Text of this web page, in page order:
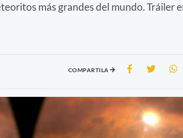
más grandes del mundo. Tráiler
COMPARTILA